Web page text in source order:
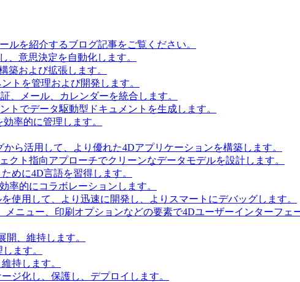
ルを紹介するブログ記事をご覧ください。
、意思決定を自動化します。
築および拡張します。
トを管理および開発します。
、メール、カレンダーを統合します。
トでデータ駆動型ドキュメントを生成します。
率的に管理します。
ら活用して、より優れた4Dアプリケーションを構築します。
クト指向アプローチでクリーンなデータモデルを設計します。
めに4D言語を習得します。
率的にコラボレーションします。
使用して、より迅速に開発し、よりスマートにデバッグします。
メニュー、印刷オプションなどの要素で4Dユーザーインターフェ
、維持します。
ます。
持します。
ジ化し、保護し、デプロイします。